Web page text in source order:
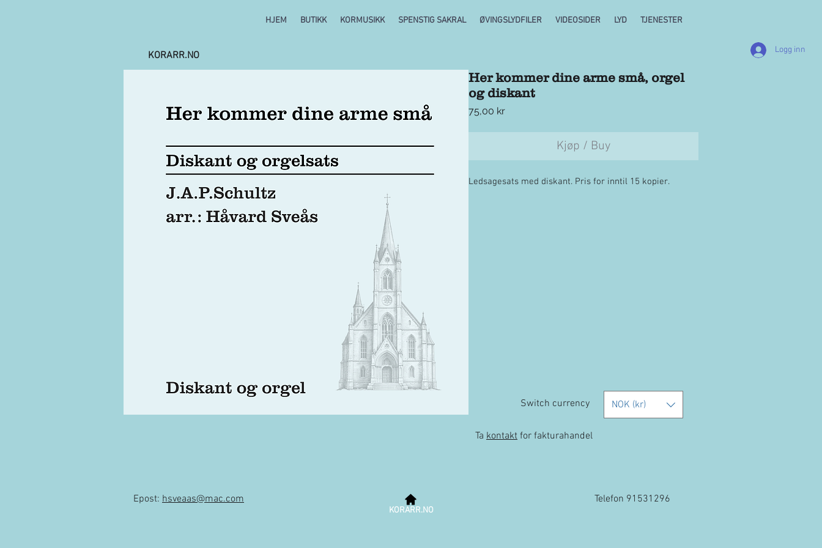
HJEM BUTIKK KORMUSIKK SPENSTIG SAKRAL ØVINGSLYDFILER VIDEOSIDER LYD TJENESTER
KORARR.NO Logg inn
Her kommer dine arme små, orgel
og diskant
75,00 krPris
Kjøp / Buy
Ledsagesats med diskant. Pris for inntil 15 kopier.
NOK (kr)
Switch currency
Ta kontakt for fakturahandel
KORARR.NO
Epost: hsveaas@mac.com Telefon 91531296